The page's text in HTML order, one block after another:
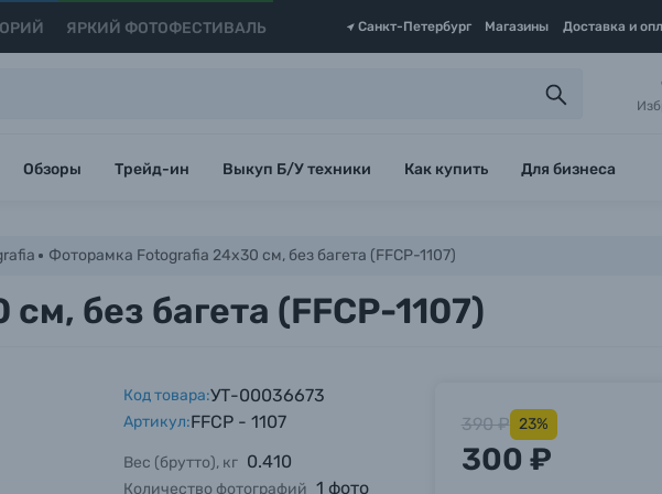
ЯРКИЙ ФОТОФЕСТИВАЛЬ Санкт-Петербург Магазины Доставка и
Обзоры Трейд-ин Выкуп Б/У техники Как купить Для бизнеса
Фоторамка Fotografia 24х30 см, без багета (FFCP-1107)
без багета (FFCP-1107)
Код товара:УТ-00036673
Артикул:FFCP - 1107
Вес (брутто), кг 0.410
Количество фотографий 1 фото
390 ₽ 23%
300 ₽